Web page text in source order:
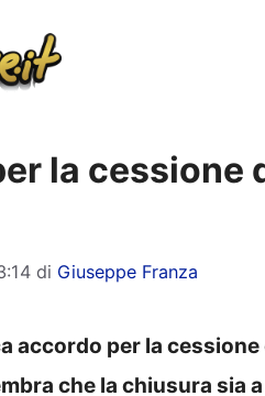
la cessione
di Giuseppe Franza
accordo per la
che la chiusura sia